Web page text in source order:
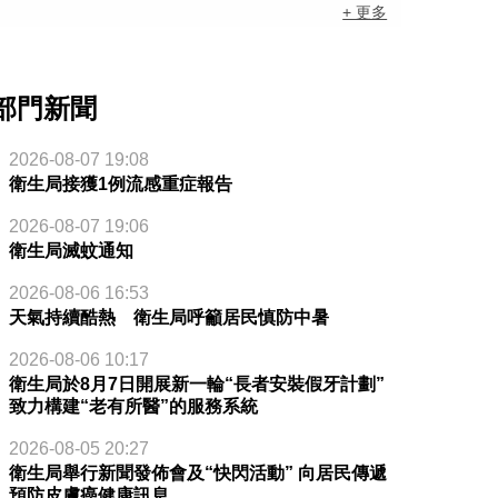
+ 更多
門新聞
2026-08-07 19:08
衛生局接獲1例流感重症報告
2026-08-07 19:06
衛生局滅蚊通知
2026-08-06 16:53
天氣持續酷熱 衛生局呼籲居民慎防中暑
2026-08-06 10:17
衛生局於8月7日開展新一輪“長者安裝假牙計劃”
致力構建“老有所醫”的服務系統
2026-08-05 20:27
衛生局舉行新聞發佈會及“快閃活動” 向居民傳遞